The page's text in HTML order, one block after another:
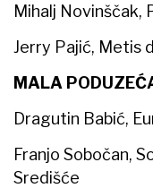
Mihalj Novinščak,
Jerry Pajić, Metis
MALA
Dragutin Babić,
Franjo Sobočan,
Središće